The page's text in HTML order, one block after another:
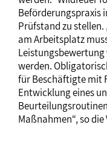
Beförderungspraxis
Prüfstand zu stellen.
am Arbeitsplatz
werden.
für Beschäftigte mit
Entwicklung eines
Maßnahmen“, so